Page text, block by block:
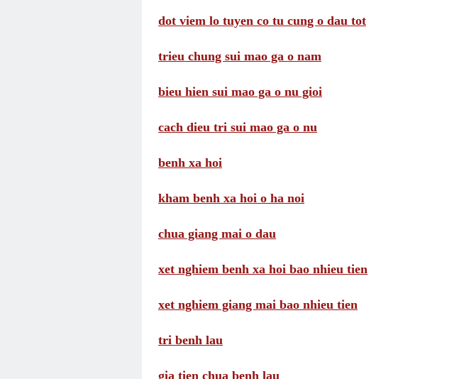
dot viem lo tuyen co tu cung o dau tot
trieu chung sui mao ga o nam
bieu hien sui mao ga o nu gioi
cach dieu tri sui mao ga o nu
benh xa hoi
kham benh xa hoi o ha noi
chua giang mai o dau
xet nghiem benh xa hoi bao nhieu tien
xet nghiem giang mai bao nhieu tien
tri benh lau
gia tien chua benh lau